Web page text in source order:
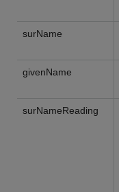
surName
givenName
surNameReading